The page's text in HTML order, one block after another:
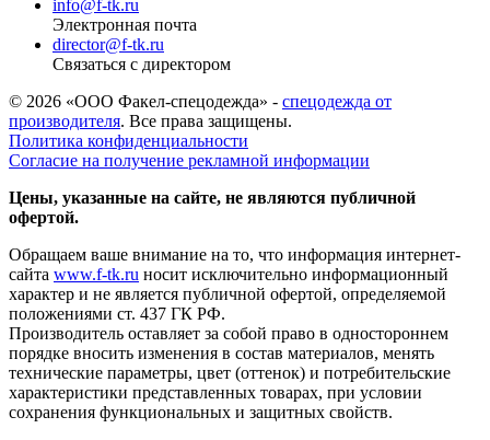
info@f-tk.ru
Электронная почта
director@f-tk.ru
Связаться с директором
© 2026 «ООО Факел-спецодежда» - спецодежда от
производителя. Все права защищены.
Политика конфиденциальности
Согласие на получение рекламной информации
Цены, указанные на сайте, не являются публичной
офертой.
Обращаем ваше внимание на то, что информация интернет-
сайта www.f-tk.ru носит исключительно информационный
характер и не является публичной офертой, определяемой
положениями ст. 437 ГК РФ.
Производитель оставляет за собой право в одностороннем
порядке вносить изменения в состав материалов, менять
технические параметры, цвет (оттенок) и потребительские
характеристики представленных товарах, при условии
сохранения функциональных и защитных свойств.